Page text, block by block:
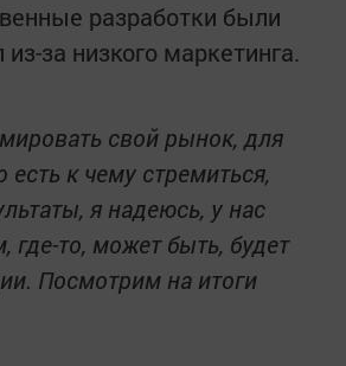
разработки были
за низкого маркетинга.
свой рынок, для
к чему стремиться,
я надеюсь, у нас
то, может быть, будет
Посмотрим на итоги